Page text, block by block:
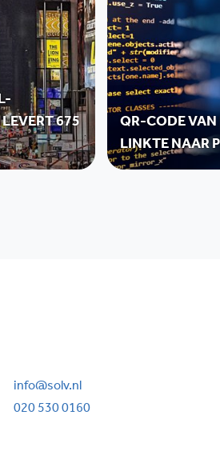
675
QR-CODE VAN
LINKTE NAAR
info@solv.nl
020 530 0160